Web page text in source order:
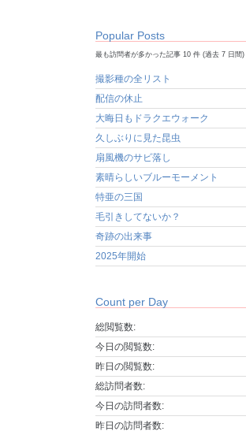
Popular Posts
最も訪問者が多かった記事 10 件 (過去 7 日間)
撮影種の全リスト
配信の休止
大晦日もドラクエウォーク
久しぶりに見た昆虫
扇風機のサビ落し
素晴らしいブルーモーメント
特亜の三国
毛引きしてないか？
奇跡の出来事
2025年開始
Count per Day
総閲覧数:
今日の閲覧数:
昨日の閲覧数:
総訪問者数:
今日の訪問者数:
昨日の訪問者数: